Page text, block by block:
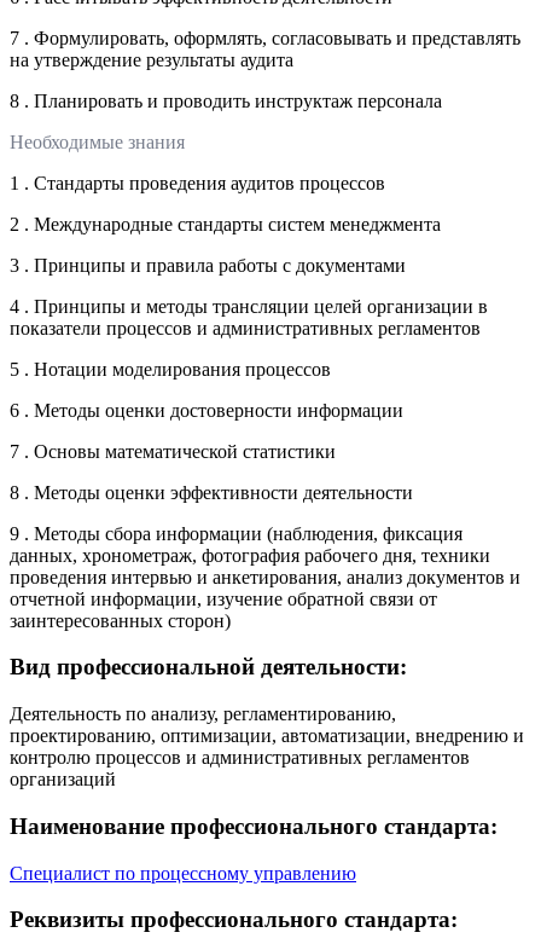
7 . Формулировать, оформлять, согласовывать и представлять
на утверждение результаты аудита
8 . Планировать и проводить инструктаж персонала
Необходимые знания
1 . Стандарты проведения аудитов процессов
2 . Международные стандарты систем менеджмента
3 . Принципы и правила работы с документами
4 . Принципы и методы трансляции целей организации в
показатели процессов и административных регламентов
5 . Нотации моделирования процессов
6 . Методы оценки достоверности информации
7 . Основы математической статистики
8 . Методы оценки эффективности деятельности
9 . Методы сбора информации (наблюдения, фиксация
данных, хронометраж, фотография рабочего дня, техники
проведения интервью и анкетирования, анализ документов и
отчетной информации, изучение обратной связи от
заинтересованных сторон)
Вид профессиональной деятельности:
Деятельность по анализу, регламентированию,
проектированию, оптимизации, автоматизации, внедрению и
контролю процессов и административных регламентов
организаций
Наименование профессионального стандарта:
Специалист по процессному управлению
Реквизиты профессионального стандарта: